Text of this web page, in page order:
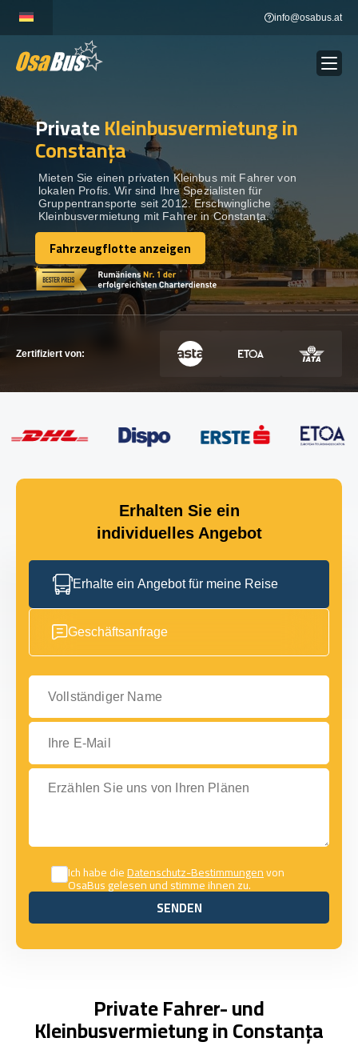
content
info@osabus.at
BUSVERMIETUNG Show dropdown
REISEZIELE
FLOTTE
KONTAKTIEREN SIE UNS
KONTAKTIEREN SIE UNS
PrivateKleinbusvermietung in
Constanța
Mieten Sie einen privaten Kleinbus mit Fahrer von
lokalen Profis. Wir sind Ihre Spezialisten für
Gruppentransporte seit 2012. Erschwingliche
Kleinbusvermietung mit Fahrer in Constanța.
Fahrzeugflotte anzeigen
Fahrzeugflotte anzeigen
Zertifiziert von:
Erhalten Sie ein
individuelles Angebot
Erhalte ein Angebot für meine Reise
Geschäftsanfrage
Vollständiger Name
Ihre E-Mail
Erzählen Sie uns von Ihren Plänen
Ich habe dieDatenschutz-Bestimmungenvon
OsaBus gelesen und stimme ihnen zu.
SENDEN
SENDEN
Private Fahrer- und
Kleinbusvermietung in Constanța